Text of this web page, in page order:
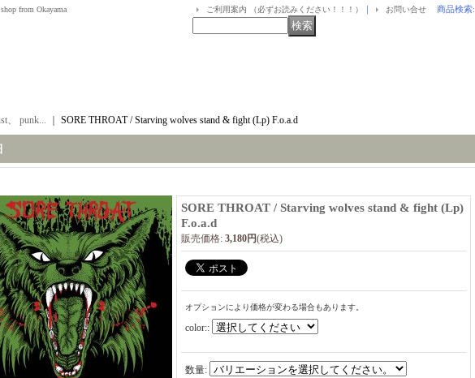
from Okayama ご利用案内 （必ずお読みください！！！） ｜ お問い合せ 商品検索:
、 punk... SORE THROAT / Starving wolves stand & fight (Lp) F.o.a.d
SORE THROAT / Starving wolves stand & fight (Lp)
F.o.a.d
販売価格: 3,180円(税込)
オプションにより価格が変わる場合もあります。
color::
数量: